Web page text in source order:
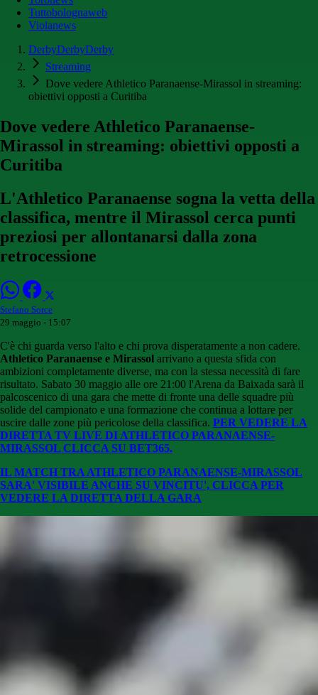
Tuttobolognaweb
Violanews
DerbyDerbyDerby
Streaming
Dove vedere Athletico Paranaense-Mirassol in streaming:
obiettivi opposti a Curitiba
Dove vedere Athletico Paranaense-
Mirassol in streaming: obiettivi opposti a
Curitiba
L'Athletico Paranaense sogna la vetta della
classifica, mentre il Mirassol cerca punti
preziosi per allontanarsi dalla zona
retrocessione
Stefano Sorce
29 maggio - 15:07
C'è chi guarda verso l'alto e chi prova disperatamente a non cadere.
Athletico Paranaense e Mirassol arrivano a questa sfida con
ambizioni completamente diverse, ma con la stessa necessità di fare
risultato. Sabato 30 maggio alle ore 21:00 l'Arena da Baixada sarà il
palcoscenico di una gara che mette di fronte una delle squadre più
solide del campionato e una formazione che continua a lottare per
uscire dalle zone più pericolose della classifica. PER VEDERE LA
DIRETTA TV LIVE DI ATHLETICO PARANAENSE-
MIRASSOL CLICCA SU BET365.
IL MATCH TRA ATHLETICO PARANAENSE-MIRASSOL
SARA' VISIBILE ANCHE SU VINCITU', CLICCA PER
VEDERE LA DIRETTA DELLA GARA